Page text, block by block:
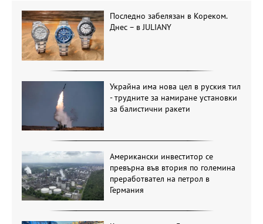
Последно забелязан в Кореком.
Днес – в JULIANY
Украйна има нова цел в руския тил
- трудните за намиране установки
за балистични ракети
Американски инвеститор се
превърна във втория по големина
преработвател на петрол в
Германия